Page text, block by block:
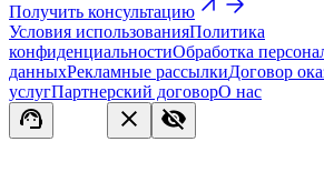
Получить консультацию
Условия использованияПолитика
конфиденциальностиОбработка
данныхРекламные рассылкиДоговор
услугПартнерский договорО нас